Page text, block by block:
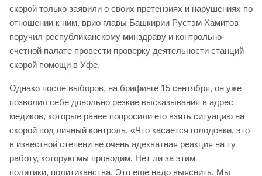
скорой только заявили о своих претензиях и нарушениях по
отношении к ним, врио главы Башкирии Рустэм Хамитов
поручил республиканскому минздраву и контрольно-
счетной палате провести проверку деятельности станций
скорой помощи в Уфе.
Однако после выборов, на брифинге 15 сентября, он уже
позволил себе довольно резкие высказывания в адрес
медиков, которые ранее попросили его взять ситуацию на
скорой под личный контроль. «Что касается голодовки, это
в известной степени не очень адекватная реакция на ту
работу, которую мы проводим. Нет ли за этим
политики, политиканства. Это еще надо выяснить. Мы